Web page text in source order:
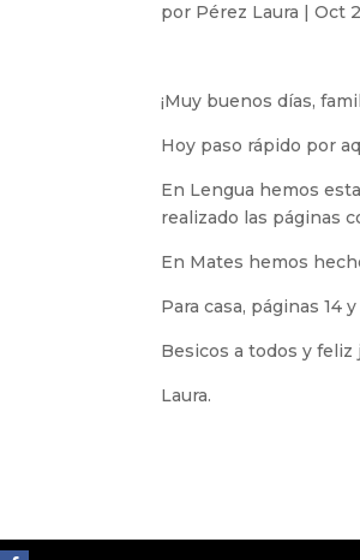
por Pérez Laura |Oct
¡Muy buenos días,
Hoy paso rápido por
En Lengua hemos
realizado las páginas
En Mates hemos
Para casa, páginas 14
Besicos a todos y feliz
Laura.